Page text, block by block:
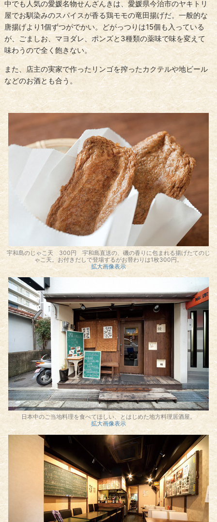
中でも人気の愛媛名物せんざんきは、愛媛県今治市のヤキトリ
屋でお馴染みのスパイスが香る鶏モモの竜田揚げだ。一般的な
唐揚げより1個ずつがでかい。どがっつりは15個も入っている
が、ごましお、マヨダレ、ポンズと3種類の薬味で味を変えて
味わうので全く飽きない。
また、店主の実家で作ったリンゴを搾ったカクテルや地ビール
などのお酒とも合う。
宇和島のじゃこ天 300円 宇和島直送の、磯の香りに包まれる揚げたてのじ
ゃこ天。お付きだしで登場するがお替わりは1枚300円。
拡大画像表示
日本中のご当地料理を食べてほしい、とはじめた地方料理居酒屋。
拡大画像表示